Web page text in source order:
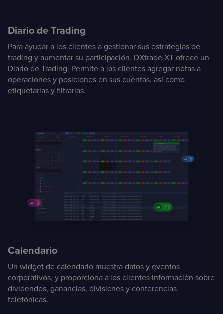
Diario de Trading
Para ayudar a los clientes a gestionar sus estrategias de
trading y aumentar su participación, DXtrade XT ofrece un
Diario de Trading. Permite a los clientes agregar notas a
operaciones y posiciones en sus cuentas, así como
etiquetarlas y filtrarlas.
Calendario
Un widget de calendario muestra datos y eventos
corporativos, y proporciona a los clientes información sobre
dividendos, ganancias, divisiones y conferencias
telefónicas.